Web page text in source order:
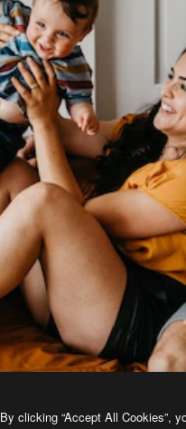
By clicking “Accept All Cookies”,